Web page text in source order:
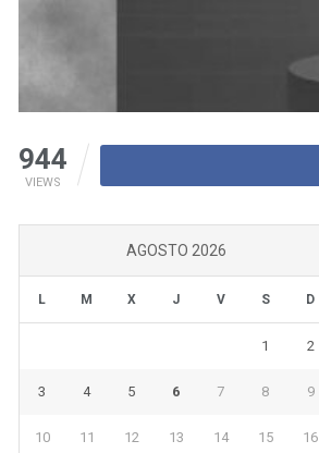
944
VIEWS
AGOSTO 2026
L M X J V S D
1 2
3 4 5 6 7 8 9
10 11 12 13 14 15 16